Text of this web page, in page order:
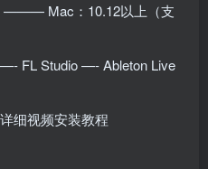
——— Mac：10.12以上（支
FL Studio —- Ableton Live
细视频安装教程